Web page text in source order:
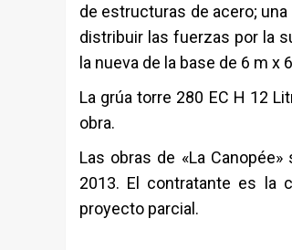
de estructuras de acero;
distribuir las fuerzas por la
la nueva de la base de 6 m x
La grúa torre 280 EC H 12
obra.
Las obras de «La
2013. El contratante es la
proyecto parcial.